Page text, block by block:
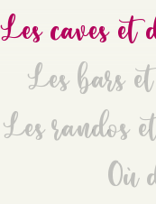
Les caves et
Les bars
Les randos
Où